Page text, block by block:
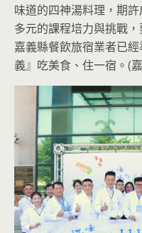
味道的四神湯料理，期
多元的課程培力與挑戰
嘉義縣餐飲旅宿業者已
義』吃美食、住一宿。(